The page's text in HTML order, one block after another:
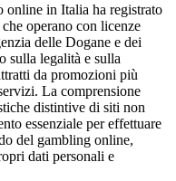
in Italia ha registrato
operano con licenze
delle Dogane e dei
sulla legalità e sulla
da promozioni più
La comprensione
distintive di siti non
essenziale per effettuare
del gambling online,
dati personali e